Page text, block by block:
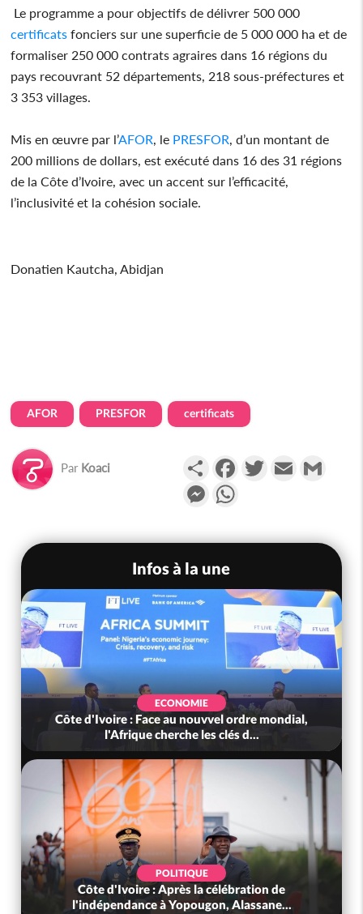
Le programme a pour objectifs de délivrer 500 000
certificats fonciers sur une superficie de 5 000 000 ha et de
formaliser 250 000 contrats agraires dans 16 régions du
pays recouvrant 52 départements, 218 sous-préfectures et
3 353 villages.
Mis en œuvre par l’AFOR , le PRESFOR , d’un montant de
200 millions de dollars, est exécuté dans 16 des 31 régions
de la Côte d’Ivoire, avec un accent sur l’efficacité,
l’inclusivité et la cohésion sociale.
Donatien Kautcha, Abidjan
AFOR PRESFOR certificats
Par Koaci PartagerFacebookTwitterEmail
Messenger
Infos à la une
ECONOMIE
Côte d'Ivoire : Face au nouvvel ordre mondial,
l'Afrique cherche les clés d...
POLITIQUE
Côte d'Ivoire : Après la célébration de
l'indépendance à Yopougon, Alassane...